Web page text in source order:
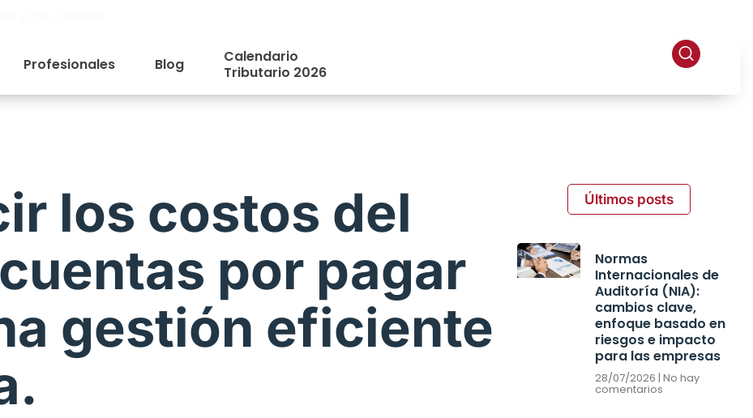
Profesionales Blog
Calendario
Tributario 2026
los costos del
por pagar
gestión eficiente
Últimos posts
Normas
Internacionales de
Auditoría (NIA):
cambios clave,
enfoque basado en
riesgos e impacto
para las empresas
28/07/2026 No hay
comentarios